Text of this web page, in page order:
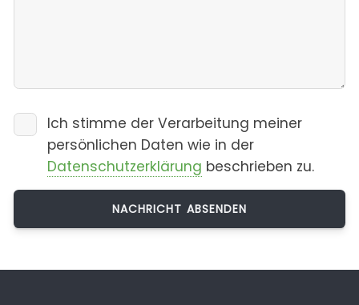
Ich stimme der Verarbeitung meiner
persönlichen Daten wie in der
Datenschutzerklärung beschrieben zu.